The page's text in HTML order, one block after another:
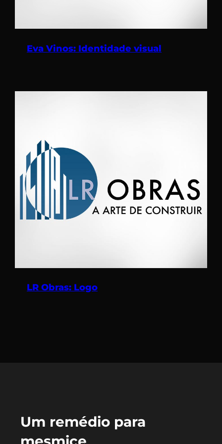
Eva Vinos: Identidade visual
LR Obras: Logo
Um remédio para